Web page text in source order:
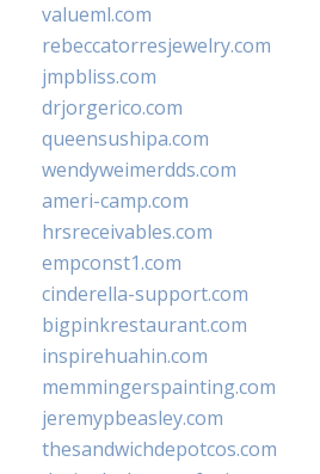
valueml.com
rebeccatorresjewelry.com
jmpbliss.com
drjorgerico.com
queensushipa.com
wendyweimerdds.com
ameri-camp.com
hrsreceivables.com
empconst1.com
cinderella-support.com
bigpinkrestaurant.com
inspirehuahin.com
memmingerspainting.com
jeremypbeasley.com
thesandwichdepotcos.com